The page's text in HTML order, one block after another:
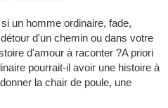
un homme ordinaire, fade,
d'un chemin ou dans votre
d'amour à raconter ?A priori
pourrait-il avoir une histoire à
la chair de poule, une